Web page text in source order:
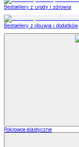
Bestsellery z urody i zdrowia
Bestsellery z obuwia i dodatków
Pokrowce elastyczne